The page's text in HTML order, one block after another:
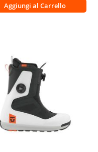
Aggiungi al Carrello
LISTA
DESIDERI